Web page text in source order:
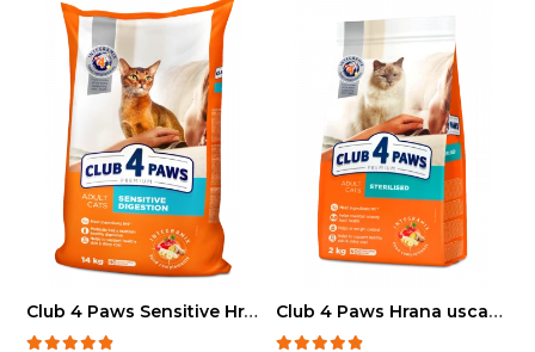
Club 4 Paws Sensitive Hrana uscata pisici adulte, 14kg Club 4 Paws Hrana uscata pisici sterilizate, 2kg